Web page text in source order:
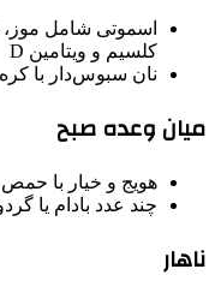
اسموتی شامل موز،
کلسیم و ویتامین D
نان سبوس‌دار با کره
میان وعده صبح
هویج و خیار با حمص
چند عدد بادام یا
ناهار